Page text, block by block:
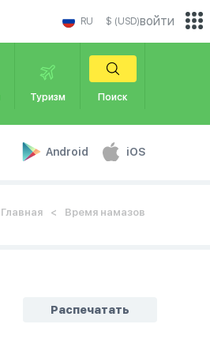
RU $ (USD)
Туризм Поиск
Android iOS
войти
Главная Время намазов
Распечатать